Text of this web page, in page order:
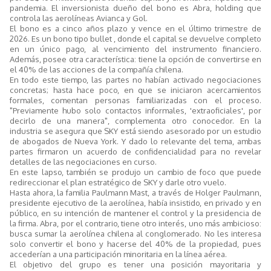
pandemia. El inversionista dueño del bono es Abra, holding que
controla las aerolíneas Avianca y Gol.
El bono es a cinco años plazo y vence en el último trimestre de
2026. Es un bono tipo bullet , donde el capital se devuelve completo
en un único pago, al vencimiento del instrumento financiero.
Además, posee otra característica: tiene la opción de convertirse en
el 40% de las acciones de la compañía chilena.
En todo este tiempo, las partes no habían activado negociaciones
concretas; hasta hace poco, en que se iniciaron acercamientos
formales, comentan personas familiarizadas con el proceso.
"Previamente hubo solo contactos informales, 'extraoficiales', por
decirlo de una manera", complementa otro conocedor. En la
industria se asegura que SKY está siendo asesorado por un estudio
de abogados de Nueva York. Y dado lo relevante del tema, ambas
partes firmaron un acuerdo de confidencialidad para no revelar
detalles de las negociaciones en curso.
En este lapso, también se produjo un cambio de foco que puede
redireccionar el plan estratégico de SKY y darle otro vuelo.
Hasta ahora, la familia Paulmann Mast, a través de Holger Paulmann,
presidente ejecutivo de la aerolínea, había insistido, en privado y en
público, en su intención de mantener el control y la presidencia de
la firma. Abra, por el contrario, tiene otro interés, uno más ambicioso:
busca sumar la aerolínea chilena al conglomerado. No les interesa
solo convertir el bono y hacerse del 40% de la propiedad, pues
accederían a una participación minoritaria en la línea aérea.
El objetivo del grupo es tener una posición mayoritaria y